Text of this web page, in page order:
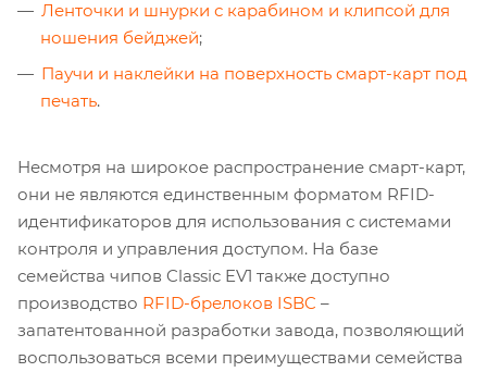
Ленточки и шнурки с карабином и клипсой для
ношения бейджей;
Паучи и наклейки на поверхность смарт-карт под
печать.
Несмотря на широкое распространение смарт-карт,
они не являются единственным форматом RFID-
идентификаторов для использования с системами
контроля и управления доступом. На базе
семейства чипов Classic EV1 также доступно
производство RFID-брелоков ISBC –
запатентованной разработки завода, позволяющий
воспользоваться всеми преимуществами семейства